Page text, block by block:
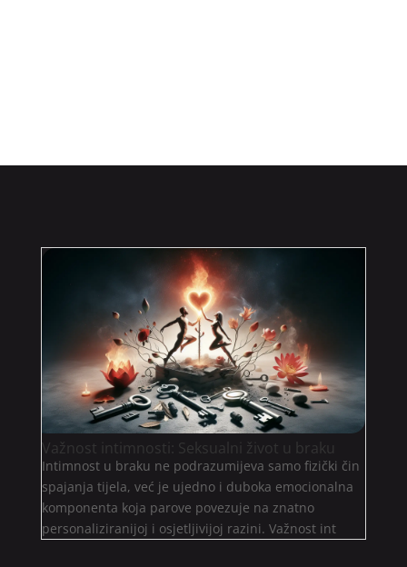
Važnost intimnosti: Seksualni život u braku
Intimnost u braku ne podrazumijeva samo fizički čin
spajanja tijela, već je ujedno i duboka emocionalna
komponenta koja parove povezuje na znatno
personaliziranijoj i osjetljivijoj razini. Važnost int